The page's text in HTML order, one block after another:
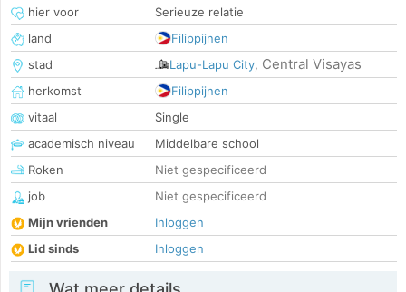
hier voor
Serieuze relatie
land
Filippijnen
stad
Lapu-Lapu City, Central Visayas
herkomst
Filippijnen
vitaal
Single
academisch niveau
Middelbare school
Roken
Niet gespecificeerd
job
Niet gespecificeerd
Mijn vrienden
Inloggen
Lid sinds
Inloggen